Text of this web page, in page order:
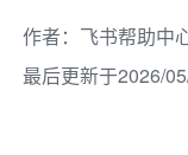
作者： 飞书帮助中
最后更新于2026/